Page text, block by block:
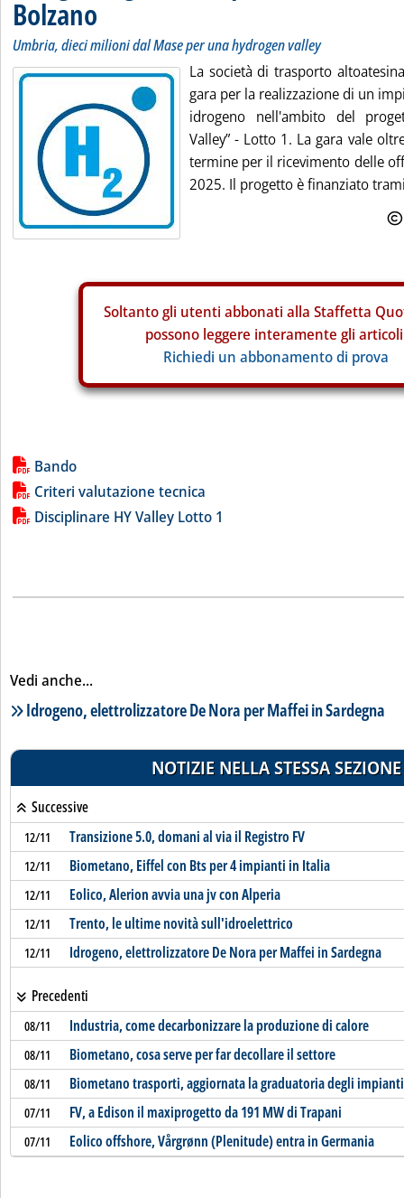
Bolzano
Umbria, dieci milioni dal Mase per una hydrogen valley
La società di trasporto
gara per la realizzazione di un
idrogeno nell'ambito del
Valley” - Lotto 1. La gara vale
termine per il ricevimento delle
2025. Il progetto è finanziato
Soltanto gli utenti abbonati alla Staffetta
possono leggere interamente gli
Richiedi un abbonamento di prova
Lista allegati PDF alla notizia
Bando
Criteri valutazione tecnica
Disciplinare HY Valley Lotto 1
Vedi anche...
Lista notizie correlate
Idrogeno, elettrolizzatore De Nora per Maffei in Sardegna
NOTIZIE NELLA STESSA SEZIONE
Successive
12/11 Transizione 5.0, domani al via il Registro FV
12/11 Biometano, Eiffel con Bts per 4 impianti in Italia
12/11 Eolico, Alerion avvia una jv con Alperia
12/11 Trento, le ultime novità sull'idroelettrico
12/11 Idrogeno, elettrolizzatore De Nora per Maffei in Sardegna
Precedenti
08/11 Industria, come decarbonizzare la produzione di calore
08/11 Biometano, cosa serve per far decollare il settore
08/11 Biometano trasporti, aggiornata la graduatoria degli impianti
07/11 FV, a Edison il maxiprogetto da 191 MW di Trapani
07/11 Eolico offshore, Vårgrønn (Plenitude) entra in Germania